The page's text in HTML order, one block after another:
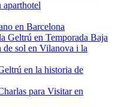
aparthotel
en Barcelona
Geltrú en Temporada Baja
de sol en Vilanova i la
en la historia de
para Visitar en